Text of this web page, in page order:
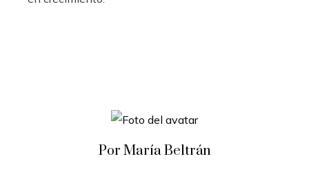
Por María Beltrán